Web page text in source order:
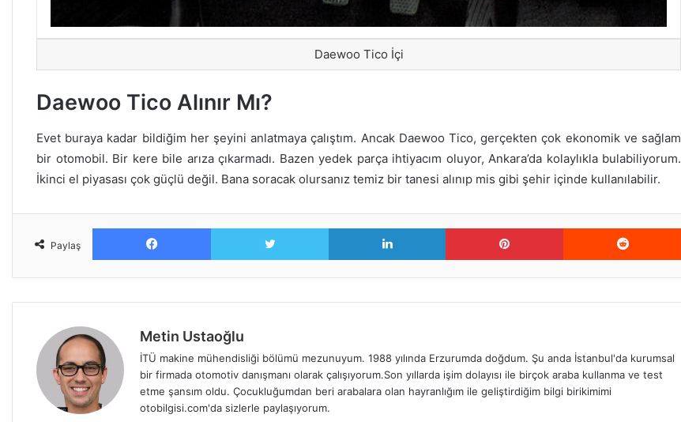
Daewoo Tico İçi
Daewoo Tico Alınır Mı?
Evet buraya kadar bildiğim her şeyini anlatmaya çalıştım. Ancak Daewoo Tico, gerçekten çok ekonomik ve sağlam
bir otomobil. Bir kere bile arıza çıkarmadı. Bazen yedek parça ihtiyacım oluyor, Ankara’da kolaylıkla bulabiliyorum.
İkinci el piyasası çok güçlü değil. Bana soracak olursanız temiz bir tanesi alınıp mis gibi şehir içinde kullanılabilir.
Paylaş
Facebook Twitter LinkedIn Pinterest
Metin Ustaoğlu
İTÜ makine mühendisliği bölümü mezunuyum. 1988 yılında Erzurumda doğdum. Şu anda İstanbul'da kurumsal
bir firmada otomotiv danışmanı olarak çalışıyorum.Son yıllarda işim dolayısı ile birçok araba kullanma ve test
etme şansım oldu. Çocukluğumdan beri arabalara olan hayranlığım ile geliştirdiğim bilgi birikimimi
otobilgisi.com'da sizlerle paylaşıyorum.